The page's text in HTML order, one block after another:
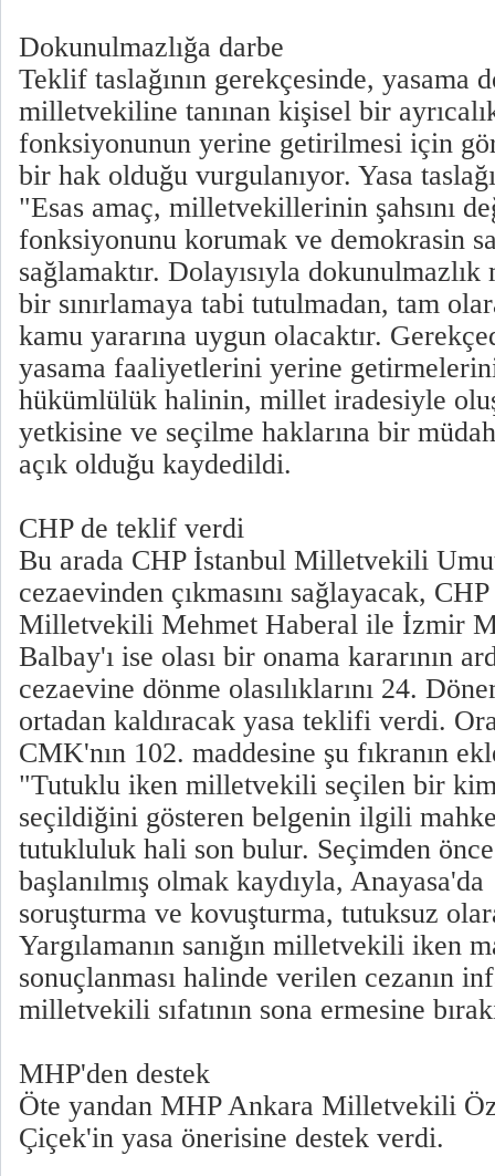
Dokunulmazlığa darbe
Teklif taslağının gerekçesinde, yasama
milletvekiline tanınan kişisel bir
fonksiyonunun yerine getirilmesi için
bir hak olduğu vurgulanıyor. Yasa
"Esas amaç, milletvekillerinin şahsını
fonksiyonunu korumak ve demokrasin
sağlamaktır. Dolayısıyla
bir sınırlamaya tabi tutulmadan, tam
kamu yararına uygun olacaktır.
yasama faaliyetlerini yerine
hükümlülük halinin, millet iradesiyle
yetkisine ve seçilme haklarına bir
açık olduğu kaydedildi.
CHP de teklif verdi
Bu arada CHP İstanbul Milletvekili
cezaevinden çıkmasını sağlayacak,
Milletvekili Mehmet Haberal ile İzmir
Balbay'ı ise olası bir onama kararının
cezaevine dönme olasılıklarını 24.
ortadan kaldıracak yasa teklifi verdi.
CMK'nın 102. maddesine şu fıkranın
"Tutuklu iken milletvekili seçilen bir
seçildiğini gösteren belgenin ilgili
tutukluluk hali son bulur. Seçimden önce
başlanılmış olmak kaydıyla,
soruşturma ve kovuşturma, tutuksuz
Yargılamanın sanığın milletvekili iken
sonuçlanması halinde verilen cezanın
milletvekili sıfatının sona ermesine
MHP'den destek
Öte yandan MHP Ankara Milletvekili
Çiçek'in yasa önerisine destek verdi.